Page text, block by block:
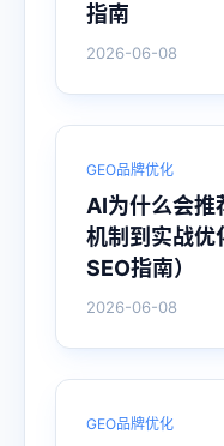
指南
2026-06-08
GEO品牌优化
AI为什么会推
机制到实战优
SEO指南）
2026-06-08
GEO品牌优化